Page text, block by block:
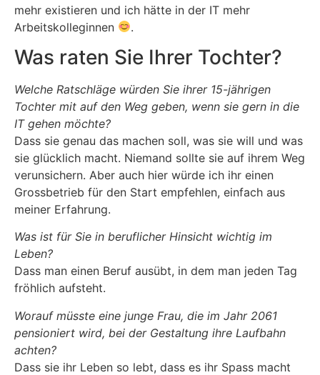
mehr existieren und ich hätte in der IT mehr
Arbeitskolleginnen
.
Was raten Sie Ihrer Tochter?
Welche Ratschläge würden Sie ihrer 15-jährigen
Tochter mit auf den Weg geben, wenn sie gern in die
IT gehen möchte?
Dass sie genau das machen soll, was sie will und was
sie glücklich macht. Niemand sollte sie auf ihrem Weg
verunsichern. Aber auch hier würde ich ihr einen
Grossbetrieb für den Start empfehlen, einfach aus
meiner Erfahrung.
Was ist für Sie in beruflicher Hinsicht wichtig im
Leben?
Dass man einen Beruf ausübt, in dem man jeden Tag
fröhlich aufsteht.
Worauf müsste eine junge Frau, die im Jahr 2061
pensioniert wird, bei der Gestaltung ihre Laufbahn
achten?
Dass sie ihr Leben so lebt, dass es ihr Spass macht